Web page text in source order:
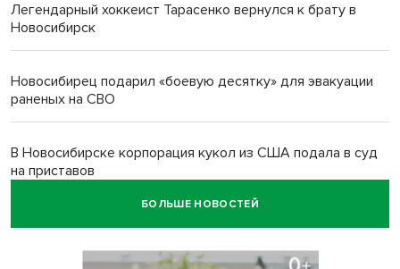
Легендарный хоккеист Тарасенко вернулся к брату в
Новосибирск
Новосибирец подарил «боевую десятку» для эвакуации
раненых на СВО
В Новосибирске корпорация кукол из США подала в суд
на приставов
В Новосибирске минздрав объявил бесплатную
БОЛЬШЕ НОВОСТЕЙ